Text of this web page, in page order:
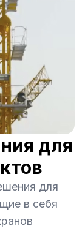
для
для
в себя